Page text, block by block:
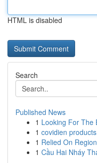
HTML is disabled
Search
Published News
1 Looking For The
1 covidien products
1 Relied On
1 Cầu Hai Nháy